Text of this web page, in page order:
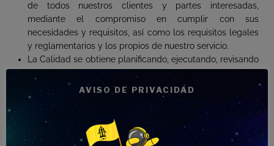
de todos nuestros clientes y partes interesadas,
mediante el compromiso en cumplir con sus
necesidades y requisitos, así como los requisitos legales
y reglamentarios y los propios de nuestro servicio.
La Calidad se obtiene planificando, ejecutando, revisando
y mejorando el Sistema de Gestión, teniendo presente en
todo momento el contexto de la organización, tanto
interno como externo.
La Calidad se apoya en la Mejora Continua tanto de los
procesos productivos y de prestación del servicio, como
de la eficacia del Sistema de Gestión de la Calidad en el
AVISO DE PRIVACIDAD